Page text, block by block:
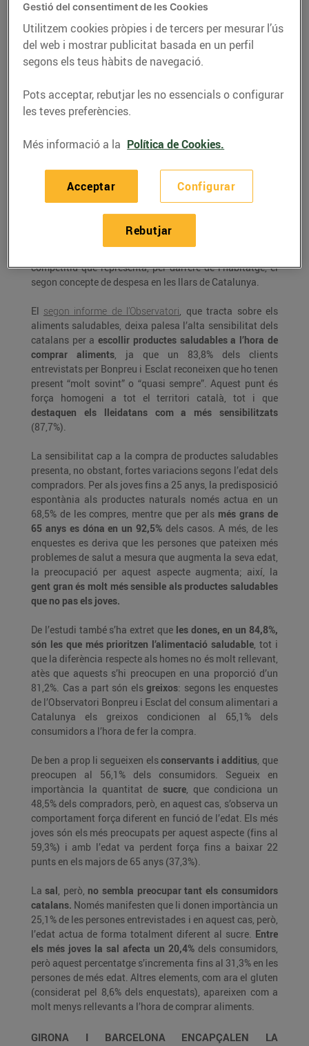
detecta que la demarcació de Lleida
és la més sensible als aliments
saludables
demarcacions on els consumidors
tenen més preferència pels
Bon Preu ha presentat l’
Observatori Bonpreu i Esclat del
consum alimentari
a Catalunya, una iniciativa per
tendències del consum i els nous
. L’Observatori pretén aportar a la
competitiu que representa, per darrere de l’habitatge, el
segon concepte de despesa en les llars de Catalunya.
El segon informe de l’Observatori, que tracta sobre els
aliments saludables, deixa palesa l’alta sensibilitat dels
catalans per a escollir productes saludables a l’hora de
comprar aliments, ja que un 83,8% dels clients
entrevistats per Bonpreu i Esclat reconeixen que ho tenen
present “molt sovint” o “quasi sempre”. Aquest punt és
força homogeni a tot el territori català, tot i que
destaquen els lleidatans com a més sensibilitzats
(87,7%).
La sensibilitat cap a la compra de productes saludables
presenta, no obstant, fortes variacions segons l’edat dels
compradors. Per als joves fins a 25 anys, la predisposició
espontània als productes naturals només actua en un
68,5% de les compres, mentre que per als més grans de
65 anys es dóna en un 92,5% dels casos. A més, de les
enquestes es deriva que les persones que pateixen més
problemes de salut a mesura que augmenta la seva edat,
la preocupació per aquest aspecte augmenta; així, la
gent gran és molt més sensible als productes saludables
que no pas els joves.
De l’estudi també s’ha extret que les dones, en un 84,8%,
són les que més prioritzen l’alimentació saludable, tot i
que la diferència respecte als homes no és molt rellevant,
atès que aquests s’hi preocupen en una proporció d’un
81,2%. Cas a part són els greixos: segons les enquestes
de l’Observatori Bonpreu i Esclat del consum alimentari a
Catalunya els greixos condicionen al 65,1% dels
consumidors a l’hora de fer la compra.
De ben a prop li segueixen elsconservants i additius, que
preocupen al 56,1% dels consumidors. Segueix en
importància la quantitat de sucre, que condiciona un
48,5% dels compradors, però, en aquest cas, s’observa un
comportament força diferent en funció de l’edat. Els més
joves són els més preocupats per aquest aspecte (fins al
59,3%) i amb l’edat va perdent força fins a baixar 22
punts en els majors de 65 anys (37,3%).
La sal, però, no sembla preocupar tant els consumidors
catalans. Només manifesten que li donen importància un
25,1% de les persones entrevistades i en aquest cas, però,
l’edat actua de forma totalment diferent al sucre. Entre
els més joves la sal afecta un 20,4% dels consumidors,
però aquest percentatge s’incrementa fins al 31,3% en les
persones de més edat. Altres elements, com ara el gluten
(considerat pel 8,6% dels enquestats), apareixen com a
molt menys rellevants a l’hora de comprar aliments.
GIRONA I BARCELONA ENCAPÇALEN LA
Gestió del consentiment de les Cookies
Utilitzem cookies pròpies i de tercers per mesurar l’ús
del web i mostrar publicitat basada en un perfil
segons els teus hàbits de navegació.
Pots acceptar, rebutjar les no essencials o configurar
les teves preferències.
Més informació a la Política de Cookies.
Configurar
Rebutjar
Acceptar